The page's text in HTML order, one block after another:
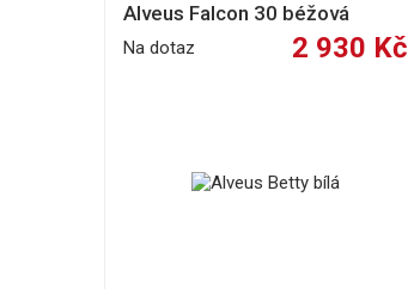
Alveus Falcon 30 béžová
Na dotaz 2 930 Kč